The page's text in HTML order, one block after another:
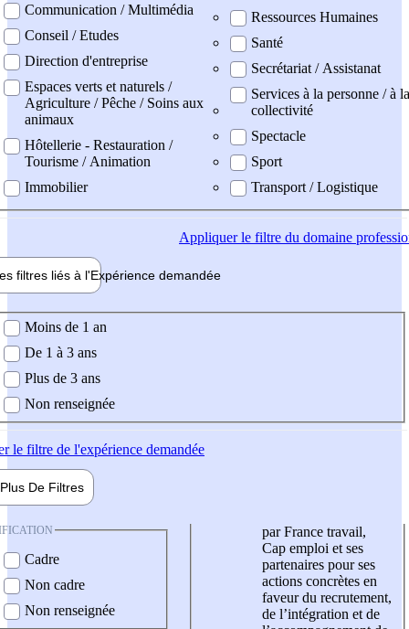
Communication / Multimédia
Conseil / Etudes
Direction d'entreprise
Espaces verts et naturels /
Agriculture / Pêche / Soins aux
animaux
Hôtellerie - Restauration /
Tourisme / Animation
Immobilier
Ressources Humaines
Santé
Secrétariat / Assistanat
Services à la personne / à la
collectivité
Spectacle
Sport
Transport / Logistique
Appliquerle filtre du domaine
filtres liés à l'Expérience demandée
demandée
Moins de 1 an
De 1 à 3 ans
Plus de 3 ans
Non renseignée
le filtre de l'expérience demandée
Plus De Filtres
Cadre
Non cadre
Non renseignée
par France travail,
Cap emploi et ses
partenaires pour ses
actions concrètes en
faveur du recrutement,
de l’intégration et de